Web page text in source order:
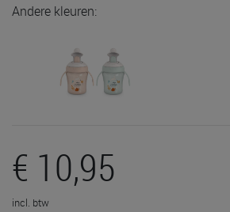
Andere kleuren:
€ 10,95
incl. btw